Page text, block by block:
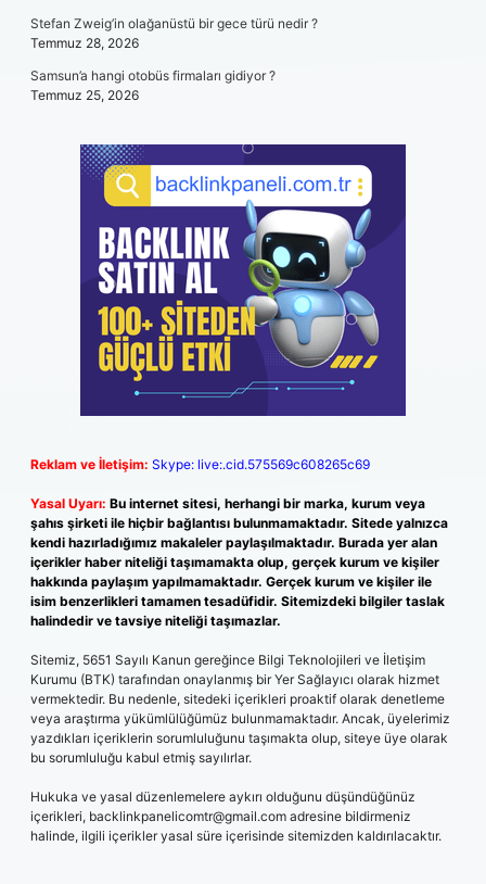
Stefan Zweig’in olağanüstü bir gece türü nedir ?
Temmuz 28, 2026
Samsun’a hangi otobüs firmaları gidiyor ?
Temmuz 25, 2026
Reklam ve İletişim: Skype: live:.cid.575569c608265c69
Yasal Uyarı: Bu internet sitesi, herhangi bir marka, kurum veya
şahıs şirketi ile hiçbir bağlantısı bulunmamaktadır. Sitede yalnızca
kendi hazırladığımız makaleler paylaşılmaktadır. Burada yer alan
içerikler haber niteliği taşımamakta olup, gerçek kurum ve kişiler
hakkında paylaşım yapılmamaktadır. Gerçek kurum ve kişiler ile
isim benzerlikleri tamamen tesadüfidir. Sitemizdeki bilgiler taslak
halindedir ve tavsiye niteliği taşımazlar.
Sitemiz, 5651 Sayılı Kanun gereğince Bilgi Teknolojileri ve İletişim
Kurumu (BTK) tarafından onaylanmış bir Yer Sağlayıcı olarak hizmet
vermektedir. Bu nedenle, sitedeki içerikleri proaktif olarak denetleme
veya araştırma yükümlülüğümüz bulunmamaktadır. Ancak, üyelerimiz
yazdıkları içeriklerin sorumluluğunu taşımakta olup, siteye üye olarak
bu sorumluluğu kabul etmiş sayılırlar.
Hukuka ve yasal düzenlemelere aykırı olduğunu düşündüğünüz
içerikleri, backlinkpanelicomtr@gmail.com adresine bildirmeniz
halinde, ilgili içerikler yasal süre içerisinde sitemizden kaldırılacaktır.